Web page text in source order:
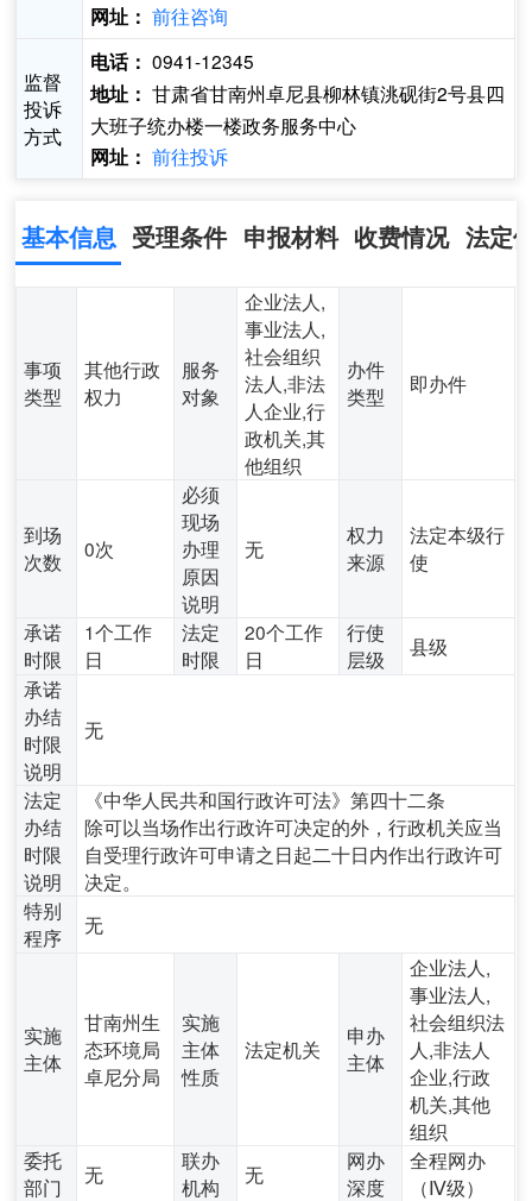
网址： 前往咨询
监督
投诉
方式
电话： 0941-12345
地址： 甘肃省甘南州卓尼县柳林镇洮砚街2号县四
大班子统办楼一楼政务服务中心
网址： 前往投诉
基本信息 受理条件 申报材料 收费情况 法定
事项
类型
其他行政
权力
服务
对象
企业法人,
事业法人,
社会组织
法人,非法
人企业,行
政机关,其
他组织
办件
类型
即办件
到场
次数
0次
必须
现场
办理
原因
说明
无
权力
来源
法定本级行
使
承诺
时限
1个工作
日
法定
时限
20个工作
日
行使
层级
县级
承诺
办结
时限
说明
无
法定
办结
时限
说明
《中华人民共和国行政许可法》第四十二条
除可以当场作出行政许可决定的外，行政机关应当
自受理行政许可申请之日起二十日内作出行政许可
决定。
特别
程序
无
实施
主体
甘南州生
态环境局
卓尼分局
实施
主体
性质
法定机关
申办
主体
企业法人,
事业法人,
社会组织法
人,非法人
企业,行政
机关,其他
组织
委托
部门
无
联办
机构
无
网办
深度
全程网办
（Ⅳ级）